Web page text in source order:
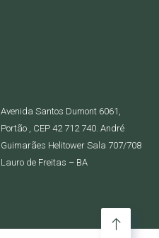
Avenida Santos Dumont 6061,
Portão , CEP 42 712 740. André
Guimarães Helitower Sala 707/708
Lauro de Freitas – BA